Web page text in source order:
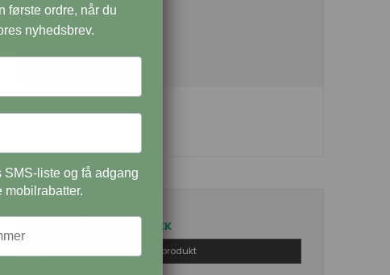
Pris fra 139,00 DKK
Vis produkt
første ordre, når du
nyhedsbrev.
liste og få adgang
mobilrabatter.